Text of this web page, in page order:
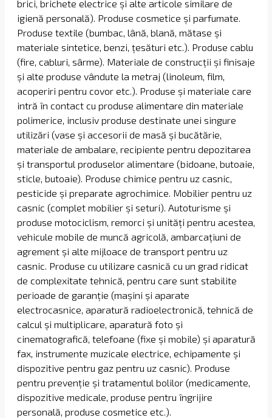
brici, brichete electrice și alte articole similare de
igienă personală). Produse cosmetice și parfumate.
Produse textile (bumbac, lână, blană, mătase și
materiale sintetice, benzi, țesături etc.). Produse cablu
(fire, cabluri, sârme). Materiale de construcții și finisaje
și alte produse vândute la metraj (linoleum, film,
acoperiri pentru covor etc.). Produse și materiale care
intră în contact cu produse alimentare din materiale
polimerice, inclusiv produse destinate unei singure
utilizări (vase și accesorii de masă și bucătărie,
materiale de ambalare, recipiente pentru depozitarea
și transportul produselor alimentare (bidoane, butoaie,
sticle, butoaie). Produse chimice pentru uz casnic,
pesticide și preparate agrochimice. Mobilier pentru uz
casnic (complet mobilier și seturi). Autoturisme și
produse motociclism, remorci și unități pentru acestea,
vehicule mobile de muncă agricolă, ambarcațiuni de
agrement și alte mijloace de transport pentru uz
casnic. Produse cu utilizare casnică cu un grad ridicat
de complexitate tehnică, pentru care sunt stabilite
perioade de garanție (mașini și aparate
electrocasnice, aparatură radioelectronică, tehnică de
calcul și multiplicare, aparatură foto și
cinematografică, telefoane (fixe și mobile) și aparatură
fax, instrumente muzicale electrice, echipamente și
dispozitive pentru gaz pentru uz casnic). Produse
pentru prevenție și tratamentul bolilor (medicamente,
dispozitive medicale, produse pentru îngrijire
personală, produse cosmetice etc.).